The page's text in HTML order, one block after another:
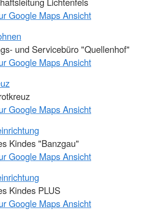
Google Maps Ansicht
und Servicebüro "Quellenhof"
Google Maps Ansicht
Google Maps Ansicht
Kindes "Banzgau"
Google Maps Ansicht
Kindes PLUS
Google Maps Ansicht